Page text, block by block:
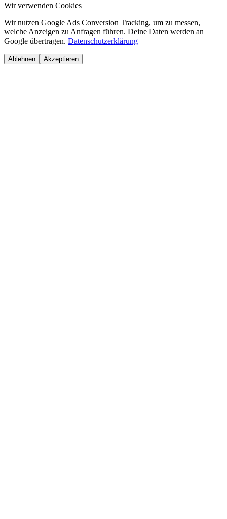
Wir verwenden Cookies
Wir nutzen Google Ads Conversion Tracking, um zu messen,
welche Anzeigen zu Anfragen führen. Deine Daten werden an
Google übertragen. Datenschutzerklärung
Ablehnen Akzeptieren